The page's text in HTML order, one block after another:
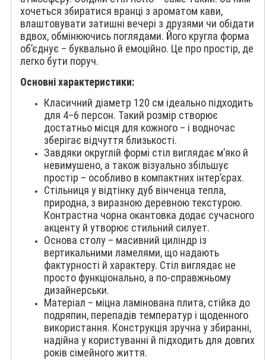
хочеться збиратися вранці з ароматом кави,
влаштовувати затишні вечері з друзями чи обідати
вдвох, обмінюючись поглядами. Його кругла форма
об’єднує – буквально й емоційно. Це про простір, де
легко бути поруч.
Основні характеристики:
Класичний діаметр 120 см ідеально підходить
для 4–6 персон. Такий розмір створює
достатньо місця для кожного – і водночас
зберігає відчуття близькості.
Завдяки округлій формі стіл виглядає м’яко й
невимушено, а також візуально збільшує
простір – особливо в компактних інтер’єрах.
Стільниця у відтінку дуб вінченца тепла,
природна, з виразною деревною текстурою.
Контрастна чорна окантовка додає сучасного
акценту й утворює стильний силует.
Основа столу – масивний циліндр із
вертикальними ламелями, що надають
фактурності й характеру. Стіл виглядає не
просто функціонально, а по-справжньому
дизайнерськи.
Матеріал – міцна ламінована плита, стійка до
подряпин, перепадів температур і щоденного
використання. Конструкція зручна у збиранні,
надійна у користуванні й підходить для довгих
років сімейного життя.